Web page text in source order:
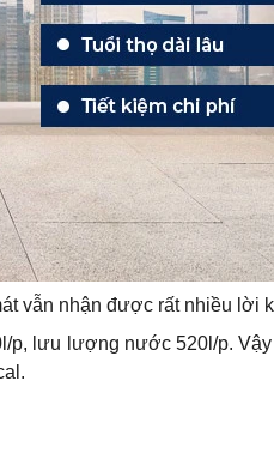
vẫn nhận được rất nhiều lời
p, lưu lượng nước 520l/p. Vậy